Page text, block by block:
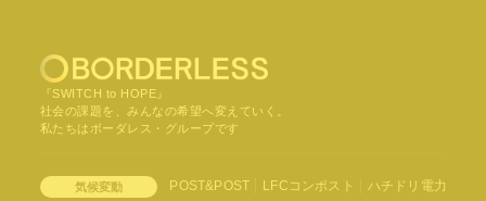
『SWITCH to HOPE』
社会の課題を、みんなの希望へ変えていく。
私たちはボーダレス・グループです
気候変動 POST&POST LFCコンポスト ハチドリ電力